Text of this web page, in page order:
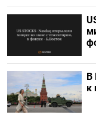
В
к